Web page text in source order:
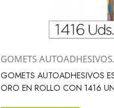
Vista
GOMETS
GOMETS AUTOADHESIVOS
ORO EN ROLLO CON 1416